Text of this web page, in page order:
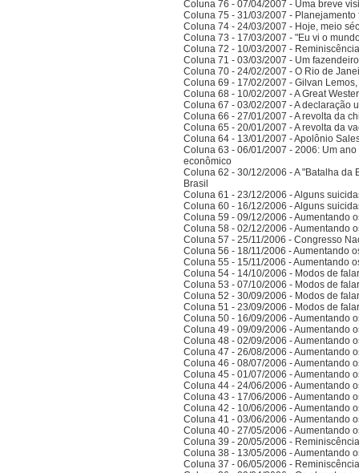
Coluna 76 - 07/04/2007 - Uma breve
Coluna 75 - 31/03/2007 -
Coluna 74 - 24/03/2007 - Hoje, meio
Coluna 73 - 17/03/2007 - "Eu vi o
Coluna 72 - 10/03/2007 -
Coluna 71 - 03/03/2007 - Um
Coluna 70 - 24/02/2007 - O Rio de
Coluna 69 - 17/02/2007 - Gilvan
Coluna 68 - 10/02/2007 - A Great
Coluna 67 - 03/02/2007 - A declaração
Coluna 66 - 27/01/2007 - A revolta da
Coluna 65 - 20/01/2007 - A revolta da
Coluna 64 - 13/01/2007 - Apolônio
Coluna 63 - 06/01/2007 - 2006: Um
econômico
Coluna 62 - 30/12/2006 - A "Batalha
Brasil
Coluna 61 - 23/12/2006 - Alguns
Coluna 60 - 16/12/2006 - Alguns
Coluna 59 - 09/12/2006 - Aumentando
Coluna 58 - 02/12/2006 - Aumentando
Coluna 57 - 25/11/2006 - Congresso
Coluna 56 - 18/11/2006 - Aumentando
Coluna 55 - 15/11/2006 - Aumentando
Coluna 54 - 14/10/2006 - Modos de
Coluna 53 - 07/10/2006 - Modos de
Coluna 52 - 30/09/2006 - Modos de
Coluna 51 - 23/09/2006 - Modos de
Coluna 50 - 16/09/2006 - Aumentando
Coluna 49 - 09/09/2006 - Aumentando
Coluna 48 - 02/09/2006 - Aumentando
Coluna 47 - 26/08/2006 - Aumentando
Coluna 46 - 08/07/2006 - Aumentando
Coluna 45 - 01/07/2006 - Aumentando
Coluna 44 - 24/06/2006 - Aumentando
Coluna 43 - 17/06/2006 - Aumentando
Coluna 42 - 10/06/2006 - Aumentando
Coluna 41 - 03/06/2006 - Aumentando
Coluna 40 - 27/05/2006 - Aumentando
Coluna 39 - 20/05/2006 -
Coluna 38 - 13/05/2006 - Aumentando
Coluna 37 - 06/05/2006 -